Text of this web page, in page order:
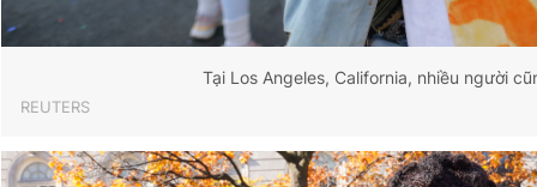
Tại Los Angeles, California, nhiều người
REUTERS